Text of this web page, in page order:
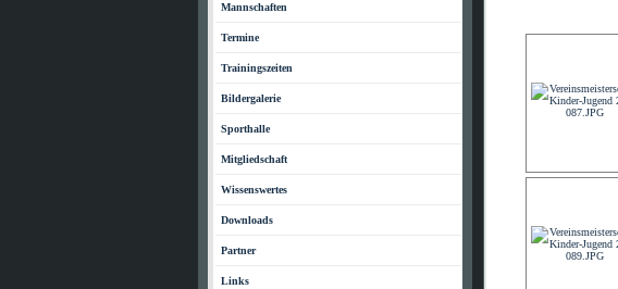
Mannschaften
Termine
Trainingszeiten
Bildergalerie
Sporthalle
Mitgliedschaft
Wissenswertes
Downloads
Partner
Links